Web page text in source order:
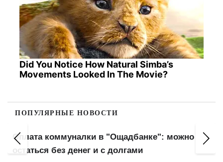
Did You Notice How Natural Simba’s
Movements Looked In The Movie?
ПОПУЛЯРНЫЕ НОВОСТИ
Оплата коммуналки в "Ощадбанке": можно
остаться без денег и с долгами